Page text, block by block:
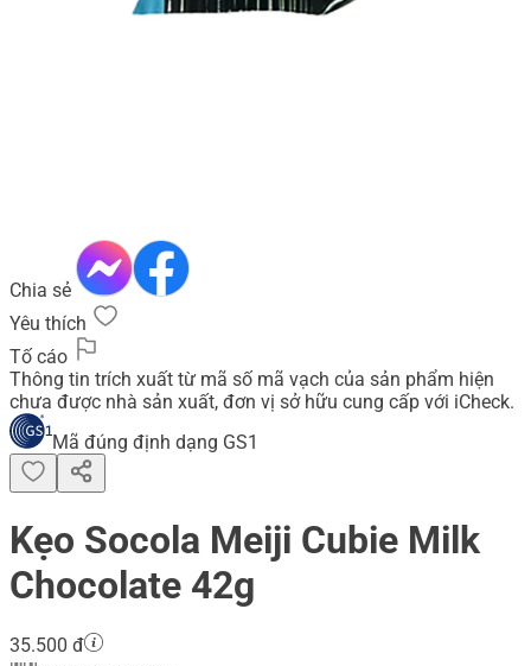
Chia sẻ
Yêu thích
Tố cáo
Thông tin trích xuất từ mã số mã vạch của sản phẩm hiện
chưa được nhà sản xuất, đơn vị sở hữu cung cấp với iCheck.
Mã đúng định dạng GS1
Kẹo Socola Meiji Cubie Milk
Chocolate 42g
35.500 đ